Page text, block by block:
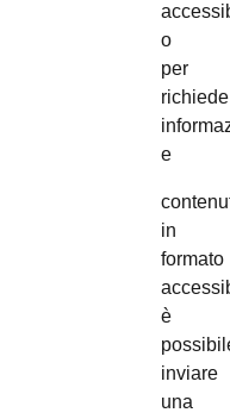
o
per
e
in
formato
è
inviare
una